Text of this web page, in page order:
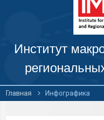
АгроТренды:
АгроТренды:
#4
Институт
Главная Инфографика